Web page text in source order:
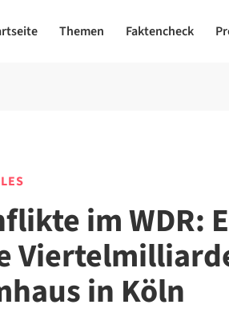
Themen Faktencheck
im WDR:
in Köln